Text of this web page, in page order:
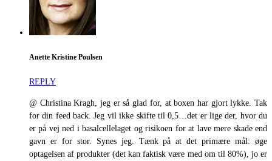
Anette Kristine Poulsen
REPLY
@ Christina Kragh, jeg er så glad for, at boxen har gjort lykke. Tak
for din feed back. Jeg vil ikke skifte til 0,5…det er lige der, hvor du
er på vej ned i basalcellelaget og risikoen for at lave mere skade end
gavn er for stor. Synes jeg. Tænk på at det primære mål: øge
optagelsen af produkter (det kan faktisk være med om til 80%), jo er